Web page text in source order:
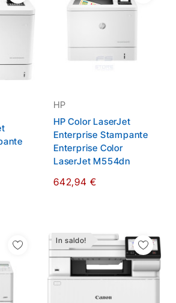
HP
HP Color LaserJet
Enterprise Stampante
Enterprise Color
LaserJet M554dn
642,94 €
In saldo!